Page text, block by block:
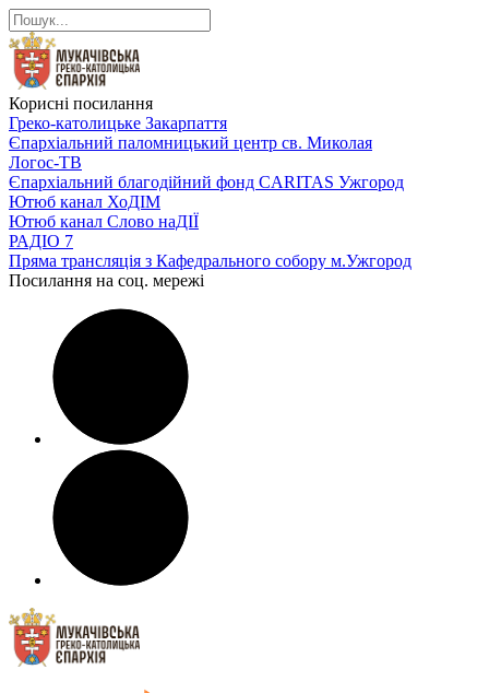
Корисні посилання
Греко-католицьке Закарпаття
Єпархіальний паломницький центр св. Миколая
Логос-ТВ
Єпархіальний благодійний фонд CARITAS Ужгород
Ютюб канал ХоДІМ
Ютюб канал Слово наДІЇ
РАДІО 7
Пряма трансляція з Кафедрального собору м.Ужгород
Посилання на соц. мережі